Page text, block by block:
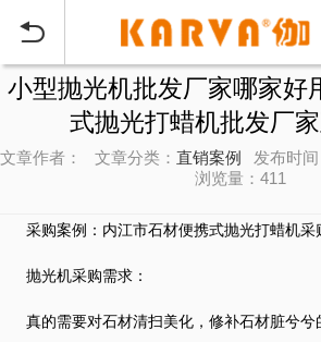

小型抛光机批发厂家哪家好
式抛光打蜡机批发厂
文章作者： 文章分类： 直销案例
发布时
浏览量：411
采购案例：内江市石材便携式抛光打蜡机采
抛光机采购需求：
真的需要对石材清扫美化，修补石材脏兮兮